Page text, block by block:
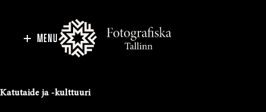
MENU
Katutaide ja -kulttuuri